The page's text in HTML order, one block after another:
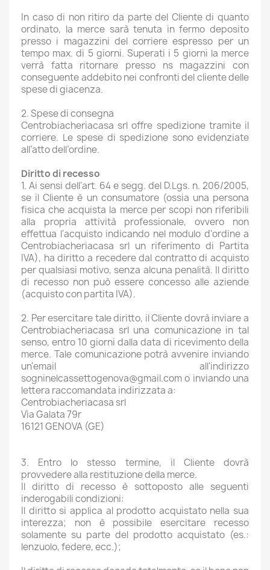
In caso di non ritiro da parte del Cliente di quanto
ordinato, la merce sarà tenuta in fermo deposito
presso i magazzini del corriere espresso per un
tempo max. di 5 giorni. Superati i 5 giorni la merce
verrà fatta ritornare presso ns magazzini con
conseguente addebito nei confronti del cliente delle
spese di giacenza.
2. Spese di consegna
Centrobiacheriacasa srl offre spedizione tramite il
corriere. Le spese di spedizione sono evidenziate
all’atto dell’ordine.
Diritto di recesso
1. Ai sensi dell'art. 64 e segg. del D.Lgs. n. 206/2005,
se il Cliente è un consumatore (ossia una persona
fisica che acquista la merce per scopi non riferibili
alla propria attività professionale, ovvero non
effettua l'acquisto indicando nel modulo d'ordine a
Centrobiacheriacasa srl un riferimento di Partita
IVA), ha diritto a recedere dal contratto di acquisto
per qualsiasi motivo, senza alcuna penalità. Il diritto
di recesso non può essere concesso alle aziende
(acquisto con partita IVA).
2. Per esercitare tale diritto, il Cliente dovrà inviare a
Centrobiacheriacasa srl una comunicazione in tal
senso, entro 10 giorni dalla data di ricevimento della
merce. Tale comunicazione potrà avvenire inviando
un'email all'indirizzo
sogninelcassettogenova@gmail.com o inviando una
lettera raccomandata indirizzata a:
Centrobiacheriacasa srl
Via Galata 79r
16121 GENOVA (GE)
3. Entro lo stesso termine, il Cliente dovrà
provvedere alla restituzione della merce.
Il diritto di recesso è sottoposto alle seguenti
inderogabili condizioni:
Il diritto si applica al prodotto acquistato nella sua
interezza; non è possibile esercitare recesso
solamente su parte del prodotto acquistato (es.:
lenzuolo, federe, ecc.);